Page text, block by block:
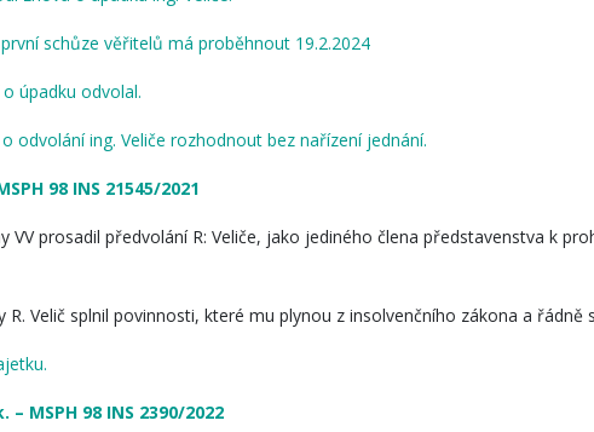
schůze věřitelů má proběhnout 19.2.2024
úpadku odvolal.
odvolání ing. Veliče rozhodnout bez nařízení jednání.
98 INS 21545/2021
VV prosadil předvolání R: Veliče, jako jediného člena představenstva k
R. Velič splnil povinnosti, které mu plynou z insolvenčního zákona a
MSPH 98 INS 2390/2022